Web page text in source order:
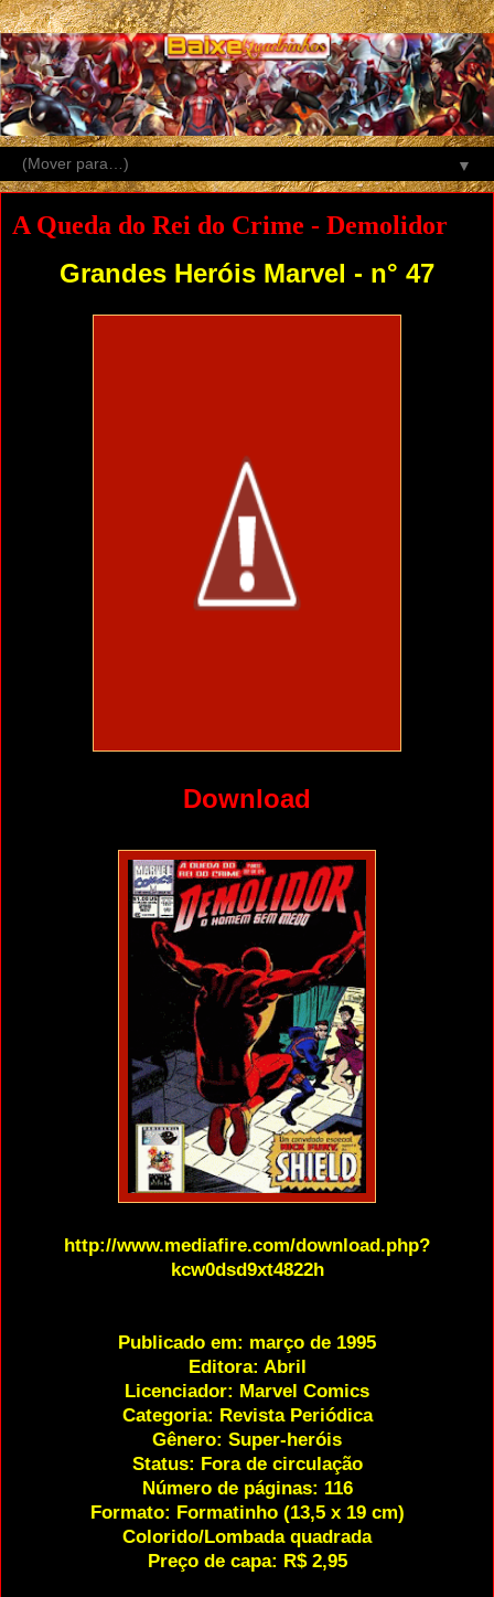
▼
A Queda do Rei do Crime - Demolidor
Grandes Heróis Marvel - n° 47
Download
http://www.mediafire.com/download.php?
kcw0dsd9xt4822h
Publicado em: março de 1995
Editora: Abril
Licenciador: Marvel Comics
Categoria: Revista Periódica
Gênero: Super-heróis
Status: Fora de circulação
Número de páginas: 116
Formato: Formatinho (13,5 x 19 cm)
Colorido/Lombada quadrada
Preço de capa: R$ 2,95